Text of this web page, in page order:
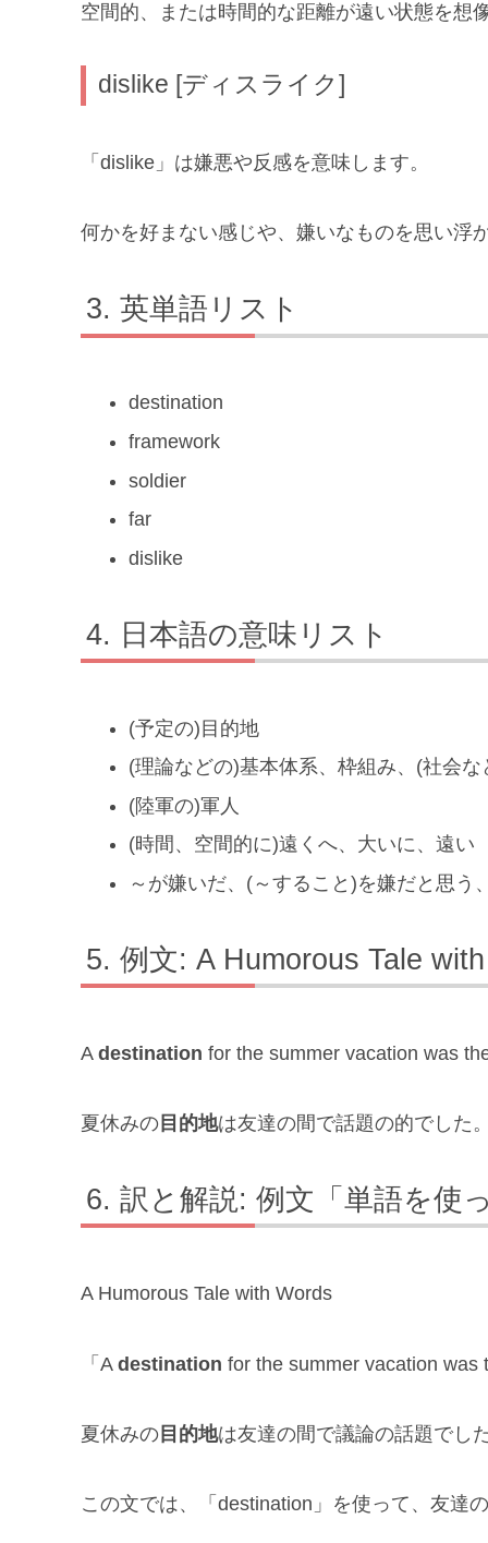
空間的、または時間的な距離が遠い状態を想
dislike [ディスライク]
「dislike」は嫌悪や反感を意味します。
何かを好まない感じや、嫌いなものを思い浮
英単語リスト
destination
framework
soldier
far
dislike
日本語の意味リスト
(予定の)目的地
(理論などの)基本体系、枠組み、(社会な
(陸軍の)軍人
(時間、空間的に)遠くへ、大いに、遠い
～が嫌いだ、(～すること)を嫌だと思う
例文: A Humorous Tale
A destination for the summer vacation was
夏休みの 目的地は友達の間で話題の的でした。
訳と解説: 例文「単語を使
A Humorous Tale with Words
「A destination for the summer vacation was
夏休みの 目的地は友達の間で議論の話題でした
この文では、「destination」を使って、友達